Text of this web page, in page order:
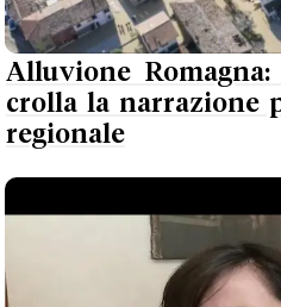
Alluvione
crolla la narrazione
regionale